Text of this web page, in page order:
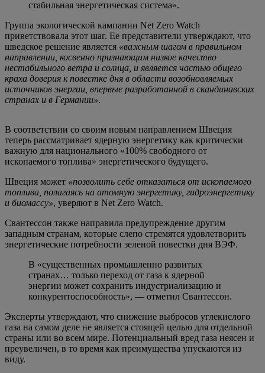
стабильная энергетическая система».
Группа экологической кампании Net Zero Watch
приветствовала этот шаг. Ее представители утверждают, что
шведское решение является «важным шагом в правильном
направлении, косвенно признающим низкое качество
нестабильного ветра и солнца, и является частью общего
краха доверия к повестке дня в области возобновляемых
источников энергии, впервые разработанной в скандинавских
странах и в Германии».
В соответствии со своим новым направлением Швеция
теперь рассматривает ядерную энергетику как критически
важную для национального «100% свободного от
ископаемого топлива» энергетического будущего.
Швеция может «позволить себе отказаться от ископаемого
топлива, полагаясь на атомную энергетику, гидроэнергетику
и биомассу», уверяют в Net Zero Watch.
Свантессон также направила предупреждение другим
западным странам, которые слепо стремятся удовлетворить
энергетические потребности зеленой повестки дня ВЭФ.
В «существенных промышленно развитых
странах… только переход от газа к ядерной
энергии может сохранить индустриализацию и
конкурентоспособность», — отметил Свантессон.
Эксперты утверждают, что снижение выбросов углекислого
газа на самом деле не является стоящей целью для отдельной
страны или во всем мире. Потенциальный вред газа неясен и
преувеличен, в то время как преимущества упускаются из
виду.